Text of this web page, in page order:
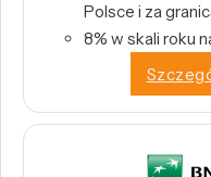
Polsce i za
8% w skali roku